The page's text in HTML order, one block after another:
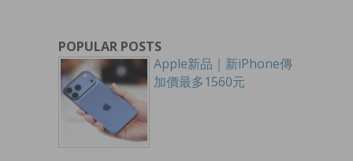
POPULAR POSTS
Apple新品｜新iPhone傳
加價最多1560元